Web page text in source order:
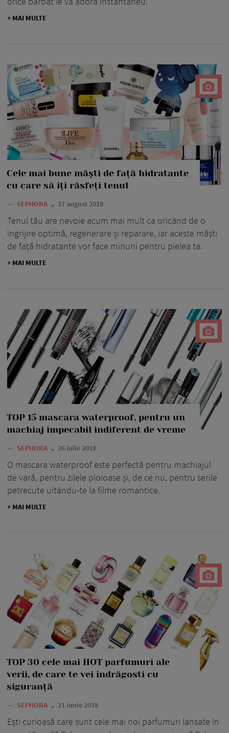
+ MAI MULTE
Cele mai bune măști de față hidratante
cu care să îți răsfeți tenul
— SEPHORA 27 august 2018
Tenul tău are nevoie acum mai mult ca oricând de o
îngrijire optimă, regenerare și reparare, iar aceste măști
de față hidratante vor face minuni pentru pielea ta.
+ MAI MULTE
TOP 15 mascara waterproof, pentru un
machiaj impecabil indiferent de vreme
— SEPHORA 26 iulie 2018
O mascara waterproof este perfectă pentru machiajul
de vară, pentru zilele ploioase și, de ce nu, pentru serile
petrecute uitându-te la filme romantice.
+ MAI MULTE
TOP 30 cele mai HOT parfumuri ale
verii, de care te vei îndrăgosti cu
siguranță
— SEPHORA 21 iunie 2018
Ești curioasă care sunt cele mai noi parfumuri lansate în